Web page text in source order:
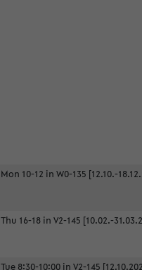
Mon 10-12 in W0-135 [12.10.-
Thu 16-18 in V2-145 [10.02.-
Tue 8:30-10:00 in V2-145